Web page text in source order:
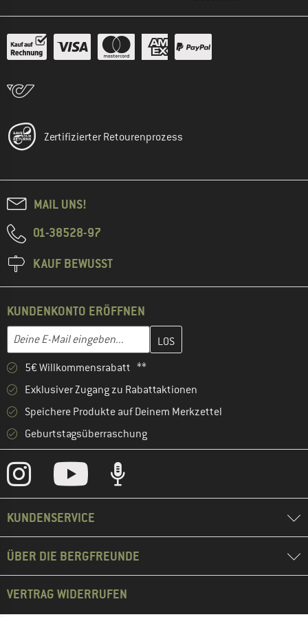
Zertifizierter Retourenprozess
MAIL UNS!
01-38528-97
KAUF BEWUSST
KUNDENKONTO ERÖFFNEN
E-Mail-Adresse
Gib hier deine E-Mail-Adresse ein und erstelle im nächsten
5€ Willkommensrabatt **
Exklusiver Zugang zu Rabattaktionen
Speichere Produkte auf Deinem Merkzettel
Geburtstagsüberraschung
KUNDENSERVICE
ÜBER DIE BERGFREUNDE
VERTRAG WIDERRUFEN